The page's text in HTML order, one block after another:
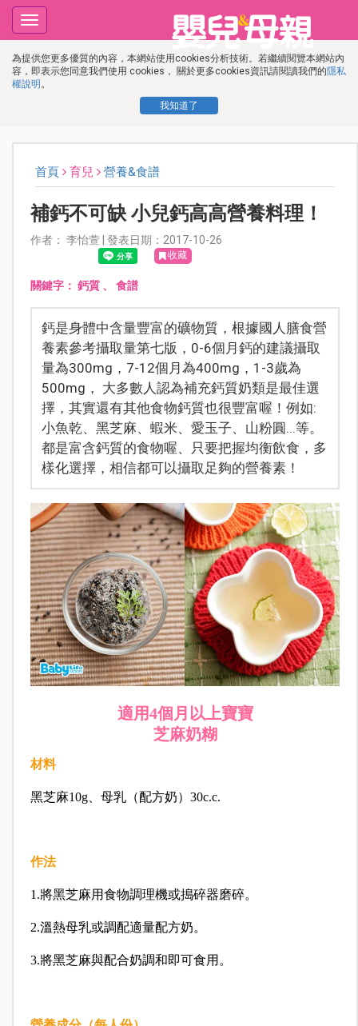
為提供您更多優質的內容，本網站使用cookies分析技術。若繼續閱覽本網站內
容，即表示您同意我們使用 cookies， 關於更多cookies資訊請閱讀我們的隱私
權說明 。
我知道了
Toggle
navigation
首頁 育兒 營養&食譜
補鈣不可缺 小兒鈣高高營養料理！
作者： 李怡萱 | 發表日期：2017-10-26
收藏
關鍵字： 鈣質、 食譜
鈣是身體中含量豐富的礦物質，根據國人膳食營
養素參考攝取量第七版，0-6個月鈣的建議攝取
量為300mg，7-12個月為400mg，1-3歲為
500mg， 大多數人認為補充鈣質奶類是最佳選
擇，其實還有其他食物鈣質也很豐富喔！例如:
小魚乾、黑芝麻、蝦米、愛玉子、山粉圓...等。
都是富含鈣質的食物喔、只要把握均衡飲食，多
樣化選擇，相信都可以攝取足夠的營養素！
適用4個月以上寶寶
芝麻奶糊
材料
黑芝麻10g、母乳（配方奶）30c.c.
作法
1.將黑芝麻用食物調理機或搗碎器磨碎。
2.溫熱母乳或調配適量配方奶。
3.將黑芝麻與配合奶調和即可食用。